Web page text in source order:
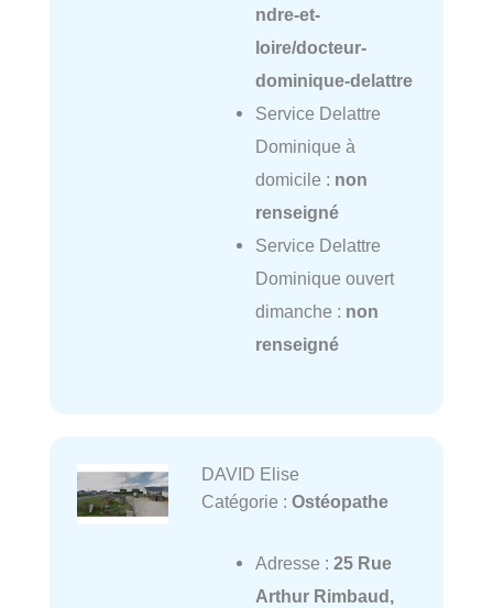
ndre-et-
loire/docteur-
dominique-delattre
Service Delattre
Dominique à
domicile : non
renseigné
Service Delattre
Dominique ouvert
dimanche : non
renseigné
DAVID Elise
Catégorie : Ostéopathe
Adresse : 25 Rue
Arthur Rimbaud,